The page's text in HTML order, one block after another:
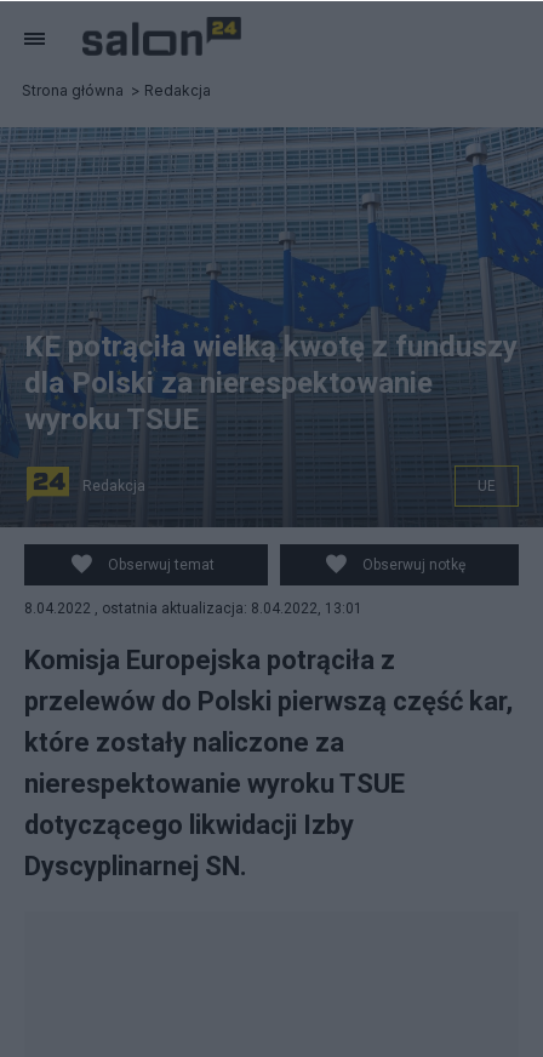
Strona główna Redakcja
źródło: Flickr / Kyle Wagaman
KE potrąciła wielką kwotę z funduszy
dla Polski za nierespektowanie
wyroku TSUE
Redakcja UE
Obserwuj temat Obserwuj notkę
8.04.2022 , ostatnia aktualizacja: 8.04.2022, 13:01
Komisja Europejska potrąciła z
przelewów do Polski pierwszą część kar,
które zostały naliczone za
nierespektowanie wyroku TSUE
dotyczącego likwidacji Izby
Dyscyplinarnej SN.